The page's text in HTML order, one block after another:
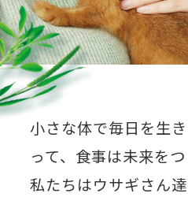
小さな体で毎日を生
って、食事は未来をつ
私たちはウサギさん